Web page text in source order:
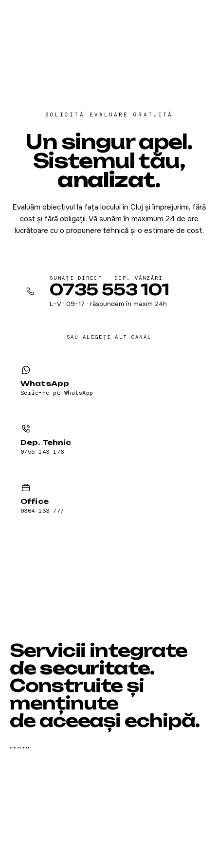
SOLICITĂ EVALUARE GRATUITĂ
Un singur apel.
Sistemul tău,
analizat.
Evaluăm obiectivul la fața locului în Cluj și împrejurimi, fără
cost și fără obligații. Vă sunăm în maximum 24 de ore
lucrătoare cu o propunere tehnică și o estimare de cost.
SUNAȚI DIRECT — DEP. VÂNZĂRI
0735 553 101
L–V · 09–17 · răspundem în maxim 24h
SAU ALEGEȚI ALT CANAL
WhatsApp
Scrie-ne pe WhatsApp
Dep. Tehnic
0755 143 176
Office
0364 133 777
Servicii integrate
de securitate.
Construite și
menținute
de aceeași echipă.
SEDIU